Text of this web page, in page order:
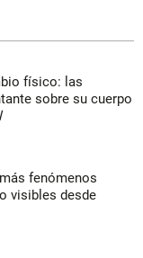
físico: las
sobre su cuerpo
fenómenos
visibles desde